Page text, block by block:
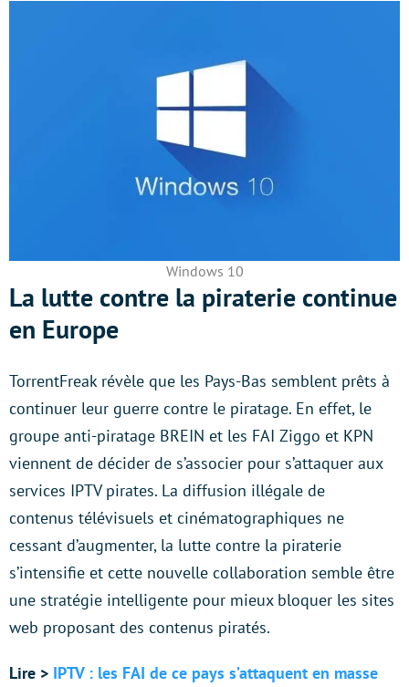
Windows 10
La lutte contre la piraterie continue
en Europe
TorrentFreak révèle que les Pays-Bas semblent prêts à
continuer leur guerre contre le piratage. En effet, le
groupe anti-piratage BREIN et les FAI Ziggo et KPN
viennent de décider de s’associer pour s’attaquer aux
services IPTV pirates. La diffusion illégale de
contenus télévisuels et cinématographiques ne
cessant d’augmenter, la lutte contre la piraterie
s’intensifie et cette nouvelle collaboration semble être
une stratégie intelligente pour mieux bloquer les sites
web proposant des contenus piratés.
Lire > IPTV : les FAI de ce pays s’attaquent en masse